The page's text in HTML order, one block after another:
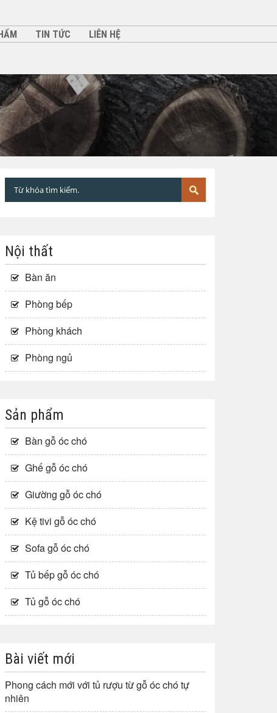
TIN TỨC LIÊN HỆ
Nội thất
Bàn ăn
Phòng bếp
Phòng khách
Phòng ngủ
Sản phẩm
Bàn gỗ óc chó
Ghế gỗ óc chó
Giường gỗ óc chó
Kệ tivi gỗ óc chó
Sofa gỗ óc chó
Tủ bếp gỗ óc chó
Tủ gỗ óc chó
Bài viết mới
Phong cách mới với tủ rượu từ gỗ óc chó tự
nhiên